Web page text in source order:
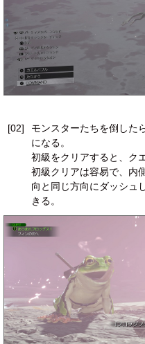
[02] モンスターたちを倒したら
になる。
初級をクリアすると、ク
初級クリアは容易で、内
向と同じ方向にダッシュ
きる。